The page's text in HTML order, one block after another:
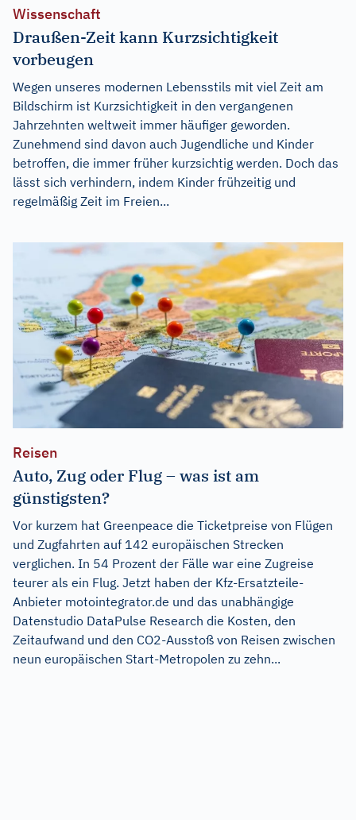
Wissenschaft
Draußen-Zeit kann Kurzsichtigkeit
vorbeugen
Wegen unseres modernen Lebensstils mit viel Zeit am
Bildschirm ist Kurzsichtigkeit in den vergangenen
Jahrzehnten weltweit immer häufiger geworden.
Zunehmend sind davon auch Jugendliche und Kinder
betroffen, die immer früher kurzsichtig werden. Doch das
lässt sich verhindern, indem Kinder frühzeitig und
regelmäßig Zeit im Freien...
Reisen
Auto, Zug oder Flug – was ist am
günstigsten?
Vor kurzem hat Greenpeace die Ticketpreise von Flügen
und Zugfahrten auf 142 europäischen Strecken
verglichen. In 54 Prozent der Fälle war eine Zugreise
teurer als ein Flug. Jetzt haben der Kfz-Ersatzteile-
Anbieter motointegrator.de und das unabhängige
Datenstudio DataPulse Research die Kosten, den
Zeitaufwand und den CO2-Ausstoß von Reisen zwischen
neun europäischen Start-Metropolen zu zehn...